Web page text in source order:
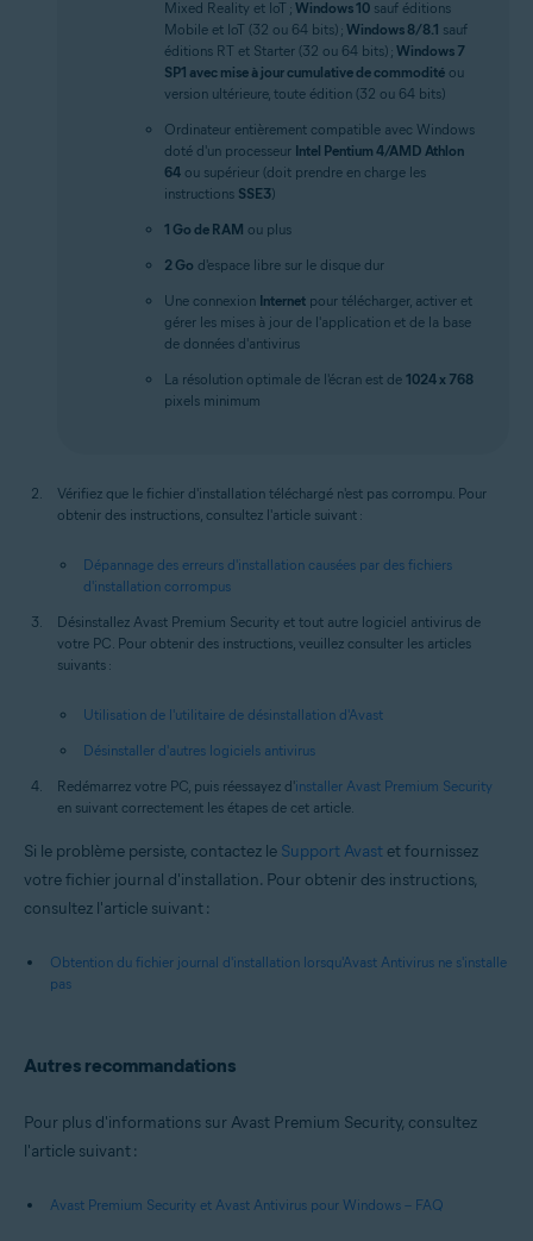
Mixed Reality et IoT ; Windows 10 sauf éditions
Mobile et IoT (32 ou 64 bits) ; Windows 8/8.1 sauf
éditions RT et Starter (32 ou 64 bits) ; Windows 7
SP1 avec mise à jour cumulative de commodité ou
version ultérieure, toute édition (32 ou 64 bits)
Ordinateur entièrement compatible avec Windows
doté d'un processeur Intel Pentium 4/AMD Athlon
64 ou supérieur (doit prendre en charge les
instructions SSE3)
1 Go de RAM ou plus
2 Go d'espace libre sur le disque dur
Une connexion Internet pour télécharger, activer et
gérer les mises à jour de l'application et de la base
de données d'antivirus
La résolution optimale de l'écran est de 1024 x 768
pixels minimum
Vérifiez que le fichier d'installation téléchargé n'est pas corrompu. Pour
obtenir des instructions, consultez l'article suivant :
Dépannage des erreurs d'installation causées par des fichiers
d'installation corrompus
Désinstallez Avast Premium Security et tout autre logiciel antivirus de
votre PC. Pour obtenir des instructions, veuillez consulter les articles
suivants :
Utilisation de l'utilitaire de désinstallation d'Avast
Désinstaller d'autres logiciels antivirus
Redémarrez votre PC, puis réessayez d'installer Avast Premium Security
en suivant correctement les étapes de cet article.
Si le problème persiste, contactez le Support Avast et fournissez
votre fichier journal d'installation. Pour obtenir des instructions,
consultez l'article suivant :
Obtention du fichier journal d'installation lorsqu'Avast Antivirus ne s'installe
pas
Autres recommandations
Pour plus d'informations sur Avast Premium Security, consultez
l'article suivant :
Avast Premium Security et Avast Antivirus pour Windows – FAQ